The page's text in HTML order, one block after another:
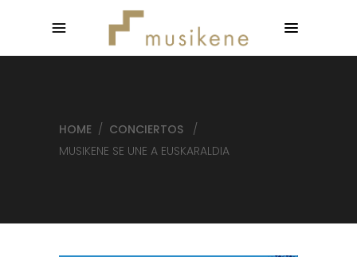
HOME / CONCIERTOS
/
MUSIKENE SE UNE A EUSKARALDIA